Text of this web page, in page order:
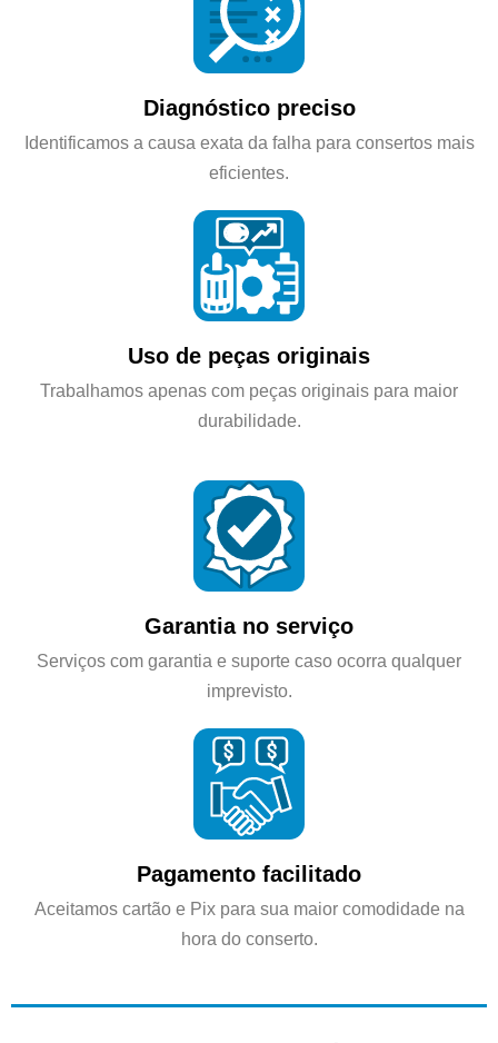
Diagnóstico preciso
Identificamos a causa exata da falha para consertos mais
eficientes.
Uso de peças originais
Trabalhamos apenas com peças originais para maior
durabilidade.
Garantia no serviço
Serviços com garantia e suporte caso ocorra qualquer
imprevisto.
Pagamento facilitado
Aceitamos cartão e Pix para sua maior comodidade na
hora do conserto.